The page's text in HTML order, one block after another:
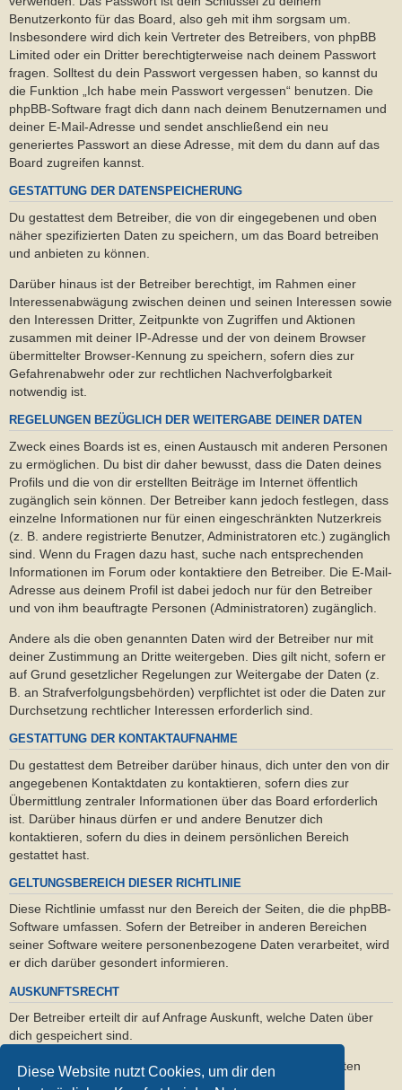
Diese Website nutzt Cookies, um dir den
Benutzerkonto für das Board, also geh mit ihm sorgsam um.
Insbesondere wird dich kein Vertreter des Betreibers, von phpBB
Limited oder ein Dritter berechtigterweise nach deinem Passwort
fragen. Solltest du dein Passwort vergessen haben, so kannst du
die Funktion „Ich habe mein Passwort vergessen“ benutzen. Die
phpBB-Software fragt dich dann nach deinem Benutzernamen und
deiner E-Mail-Adresse und sendet anschließend ein neu
generiertes Passwort an diese Adresse, mit dem du dann auf das
Board zugreifen kannst.
GESTATTUNG DER DATENSPEICHERUNG
Du gestattest dem Betreiber, die von dir eingegebenen und oben
näher spezifizierten Daten zu speichern, um das Board betreiben
und anbieten zu können.
Darüber hinaus ist der Betreiber berechtigt, im Rahmen einer
Interessenabwägung zwischen deinen und seinen Interessen sowie
den Interessen Dritter, Zeitpunkte von Zugriffen und Aktionen
zusammen mit deiner IP-Adresse und der von deinem Browser
übermittelter Browser-Kennung zu speichern, sofern dies zur
Gefahrenabwehr oder zur rechtlichen Nachverfolgbarkeit
notwendig ist.
REGELUNGEN BEZÜGLICH DER WEITERGABE DEINER DATEN
Zweck eines Boards ist es, einen Austausch mit anderen Personen
zu ermöglichen. Du bist dir daher bewusst, dass die Daten deines
Profils und die von dir erstellten Beiträge im Internet öffentlich
zugänglich sein können. Der Betreiber kann jedoch festlegen, dass
einzelne Informationen nur für einen eingeschränkten Nutzerkreis
(z. B. andere registrierte Benutzer, Administratoren etc.) zugänglich
sind. Wenn du Fragen dazu hast, suche nach entsprechenden
Informationen im Forum oder kontaktiere den Betreiber. Die E-Mail-
Adresse aus deinem Profil ist dabei jedoch nur für den Betreiber
und von ihm beauftragte Personen (Administratoren) zugänglich.
Andere als die oben genannten Daten wird der Betreiber nur mit
deiner Zustimmung an Dritte weitergeben. Dies gilt nicht, sofern er
auf Grund gesetzlicher Regelungen zur Weitergabe der Daten (z.
B. an Strafverfolgungsbehörden) verpflichtet ist oder die Daten zur
Durchsetzung rechtlicher Interessen erforderlich sind.
GESTATTUNG DER KONTAKTAUFNAHME
Du gestattest dem Betreiber darüber hinaus, dich unter den von dir
angegebenen Kontaktdaten zu kontaktieren, sofern dies zur
Übermittlung zentraler Informationen über das Board erforderlich
ist. Darüber hinaus dürfen er und andere Benutzer dich
kontaktieren, sofern du dies in deinem persönlichen Bereich
gestattet hast.
GELTUNGSBEREICH DIESER RICHTLINIE
Diese Richtlinie umfasst nur den Bereich der Seiten, die die phpBB-
Software umfassen. Sofern der Betreiber in anderen Bereichen
seiner Software weitere personenbezogene Daten verarbeitet, wird
er dich darüber gesondert informieren.
AUSKUNFTSRECHT
Der Betreiber erteilt dir auf Anfrage Auskunft, welche Daten über
dich gespeichert sind.
Du kannst jederzeit die Löschung bzw. Sperrung deiner Daten
verlangen. Kontaktiere hierzu bitte den Betreiber.